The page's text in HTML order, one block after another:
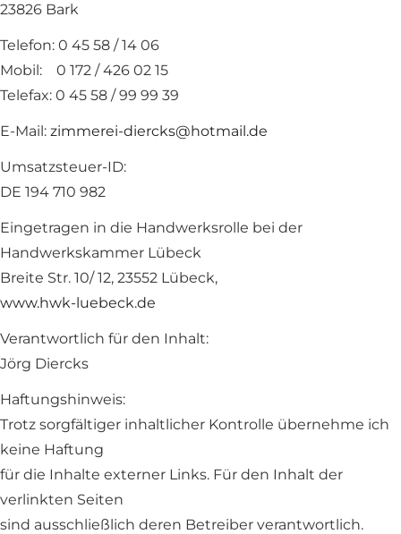
23826 Bark
Telefon: 0 45 58 / 14 06
Mobil: 0 172 / 426 02 15
Telefax: 0 45 58 / 99 99 39
E-Mail: zimmerei-diercks@hotmail.de
Umsatzsteuer-ID:
DE 194 710 982
Eingetragen in die Handwerksrolle bei der
Handwerkskammer Lübeck
Breite Str. 10/ 12, 23552 Lübeck,
www.hwk-luebeck.de
Verantwortlich für den Inhalt:
Jörg Diercks
Haftungshinweis:
Trotz sorgfältiger inhaltlicher Kontrolle übernehme ich
keine Haftung
für die Inhalte externer Links. Für den Inhalt der
verlinkten Seiten
sind ausschließlich deren Betreiber verantwortlich.